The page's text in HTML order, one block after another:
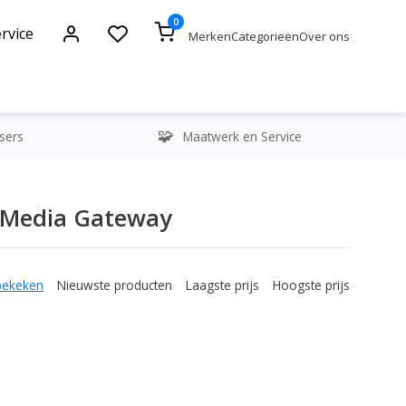
0
MerkenCategorieënOver ons
Maatwerk en Service
Gateway
Nieuwste producten Laagste prijs Hoogste prijs